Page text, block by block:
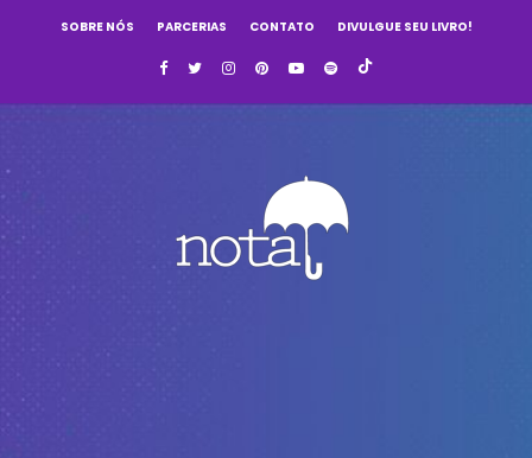
SOBRE NÓS PARCERIAS CONTATO DIVULGUE SEU LIVRO!